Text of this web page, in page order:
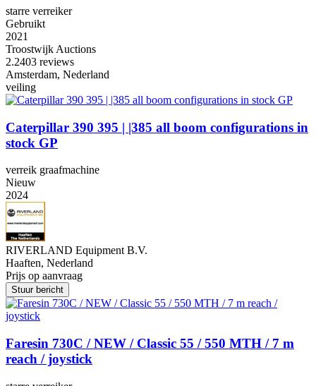
starre verreiker
Gebruikt
2021
Troostwijk Auctions
2.2403 reviews
Amsterdam, Nederland
veiling
Caterpillar 390 395 | |385 all boom configurations in
stock GP
verreik graafmachine
Nieuw
2024
RIVERLAND Equipment B.V.
Haaften, Nederland
Prijs op aanvraag
Stuur bericht
Faresin 730C / NEW / Classic 55 / 550 MTH / 7 m
reach / joystick